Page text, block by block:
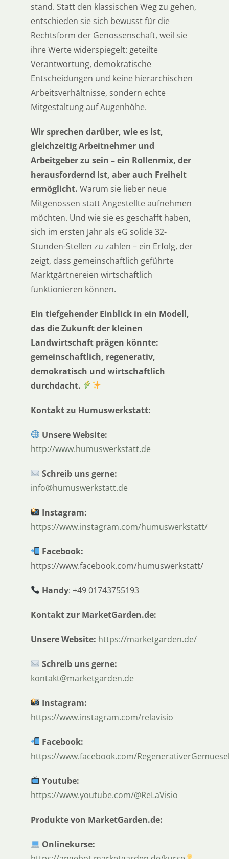
stand. Statt den klassischen Weg zu gehen,
entschieden sie sich bewusst für die
Rechtsform der Genossenschaft, weil sie
ihre Werte widerspiegelt: geteilte
Verantwortung, demokratische
Entscheidungen und keine hierarchischen
Arbeitsverhältnisse, sondern echte
Mitgestaltung auf Augenhöhe.
Wir sprechen darüber, wie es ist,
gleichzeitig Arbeitnehmer und
Arbeitgeber zu sein – ein Rollenmix, der
herausfordernd ist, aber auch Freiheit
ermöglicht. Warum sie lieber neue
Mitgenossen statt Angestellte aufnehmen
möchten. Und wie sie es geschafft haben,
sich im ersten Jahr als eG solide 32-
Stunden-Stellen zu zahlen – ein Erfolg, der
zeigt, dass gemeinschaftlich geführte
Marktgärtnereien wirtschaftlich
funktionieren können.
Ein tiefgehender Einblick in ein Modell,
das die Zukunft der kleinen
Landwirtschaft prägen könnte:
gemeinschaftlich, regenerativ,
demokratisch und wirtschaftlich
durchdacht.
Kontakt zu Humuswerkstatt:
Unsere Website:
http://www.humuswerkstatt.de
Schreib uns gerne:
info@humuswerkstatt.de
Instagram:
https://www.instagram.com/humuswerkstatt/
Facebook:
https://www.facebook.com/humuswerkstatt/
Handy: +49 01743755193
Kontakt zur MarketGarden.de:
Unsere Website: ⁠⁠⁠⁠⁠⁠⁠⁠https://marketgarden.de/⁠⁠⁠⁠⁠⁠⁠⁠
Schreib uns gerne:
⁠⁠⁠⁠⁠⁠⁠⁠kontakt@marketgarden.de⁠⁠⁠⁠⁠⁠⁠⁠
Instagram:
⁠⁠⁠⁠⁠⁠⁠⁠https://www.instagram.com/relavisio⁠⁠⁠⁠⁠⁠⁠⁠
Facebook:
⁠⁠⁠⁠⁠⁠⁠⁠https://www.facebook.com/
Youtube:
⁠⁠⁠⁠⁠⁠⁠⁠https://www.youtube.com/@ReLaVisio⁠⁠⁠⁠⁠⁠⁠⁠
Produkte von MarketGarden.de:
Onlinekurse: